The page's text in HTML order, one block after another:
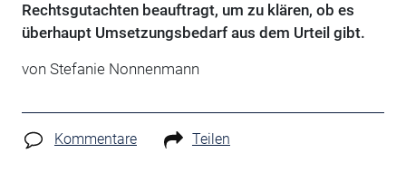
Rechtsgutachten beauftragt, um zu klären, ob es
überhaupt Umsetzungsbedarf aus dem Urteil gibt.
von Stefanie Nonnenmann
Kommentare Teilen